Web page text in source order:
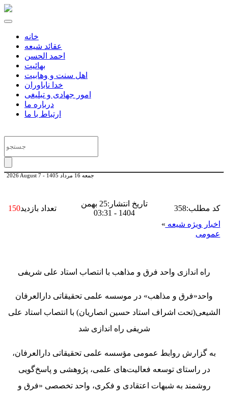
خانه
عقائد شیعه
احمد الحسن
بهائیت
اهل سنت و وهابیت
خدا ناباوران
امور جهادی و تبلیغی
درباره ما
ارتباط با ما
2026 August 7 - جمعه 16 مرداد 1405
کد مطلب:358
تاریخ انتشار:25 بهمن
1404 - 03:31
تعداد بازدید150
اخبار ویژه شیعه »
عمومی
راه اندازی واحد فرق و مذاهب با انتصاب استاد علی شریفی
واحد«فرق و مذاهب» در موسسه علمی تحقیقاتی دارالعرفان
الشیعی(تحت اشراف استاد حسین انصاریان) با انتصاب استاد علی
شریفی راه اندازی شد
به گزارش روابط عمومی مؤسسه علمی تحقیقاتی دارالعرفان،
در راستای توسعه فعالیت‌های علمی، پژوهشی و پاسخ‌گویی
روشمند به شبهات اعتقادی و فکری، واحد تخصصی «فرق و